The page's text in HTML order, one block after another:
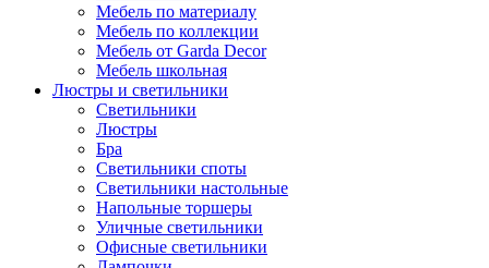
Мебель по материалу
Мебель по коллекции
Мебель от Garda Decor
Мебель школьная
Люстры и светильники
Светильники
Люстры
Бра
Светильники споты
Светильники настольные
Напольные торшеры
Уличные светильники
Офисные светильники